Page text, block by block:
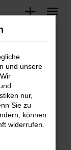
und unsere
nur,
Sie zu
können
widerrufen.